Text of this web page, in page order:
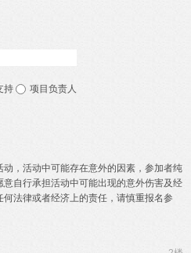
持
项目负责人
，活动中可能存在意外的因素，参加者纯
自行承担活动中可能出现的意外伤害及经
法律或者经济上的责任，请慎重报名参